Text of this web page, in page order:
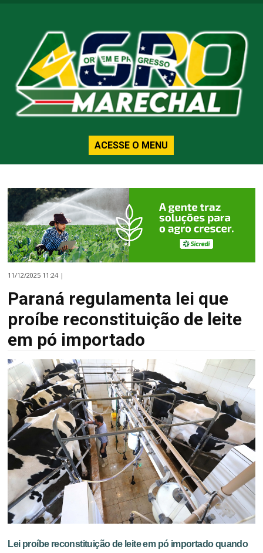
ACESSE O MENU
11/12/2025 11:24 |
Paraná regulamenta lei que
proíbe reconstituição de leite
em pó importado
Lei proíbe reconstituição de leite em pó importado quando